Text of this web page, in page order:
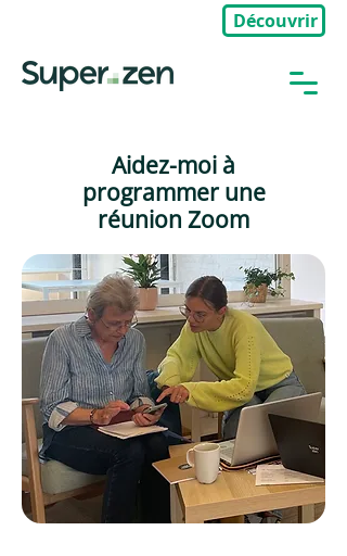
Découvrir
Aidez-moi à
programmer une
réunion Zoom